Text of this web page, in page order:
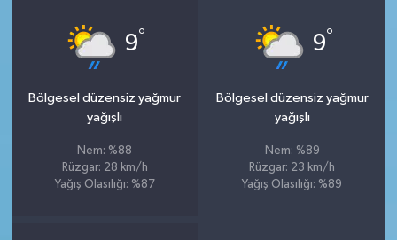
9°
Bölgesel düzensiz yağmur
yağışlı
Nem: %88
Rüzgar: 28 km/h
Yağış Olasılığı: %87
9°
Bölgesel düzensiz yağmur
yağışlı
Nem: %89
Rüzgar: 23 km/h
Yağış Olasılığı: %89